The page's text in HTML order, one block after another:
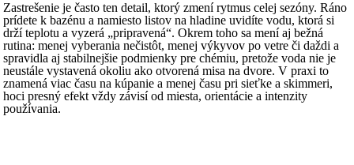
Zastrešenie je často ten detail, ktorý zmení rytmus celej sezóny. Ráno
prídete k bazénu a namiesto listov na hladine uvidíte vodu, ktorá si
drží teplotu a vyzerá „pripravená“. Okrem toho sa mení aj bežná
rutina: menej vyberania nečistôt, menej výkyvov po vetre či daždi a
spravidla aj stabilnejšie podmienky pre chémiu, pretože voda nie je
neustále vystavená okoliu ako otvorená misa na dvore. V praxi to
znamená viac času na kúpanie a menej času pri sieťke a skimmeri,
hoci presný efekt vždy závisí od miesta, orientácie a intenzity
používania.